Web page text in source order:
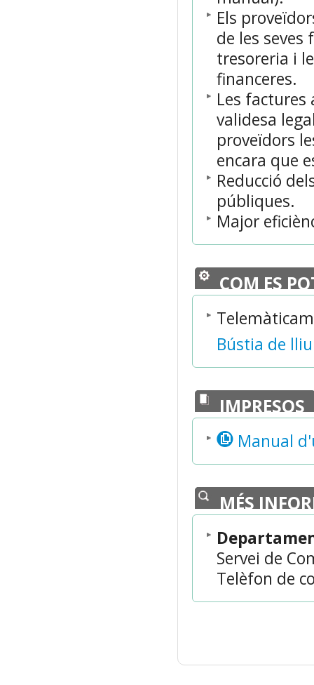
Els
de les
tresoreria i
financeres.
Les
validesa
proveïdors
encara que
Reducció
públiques.
Major
COM ES
Bústia de
IMPRESOS
Manual
MÉS
Servei de
Telèfon de